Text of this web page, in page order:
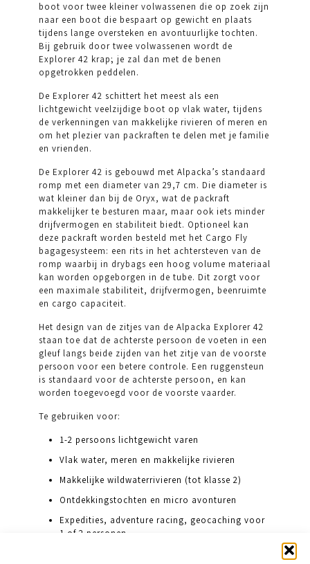
boot voor twee kleiner volwassenen die op zoek zijn
naar een boot die bespaart op gewicht en plaats
tijdens lange oversteken en avontuurlijke tochten.
Bij gebruik door twee volwassenen wordt de
Explorer 42 krap; je zal dan met de benen
opgetrokken peddelen.
De Explorer 42 schittert het meest als een
lichtgewicht veelzijdige boot op vlak water, tijdens
de verkenningen van makkelijke rivieren of meren en
om het plezier van packraften te delen met je familie
en vrienden.
De Explorer 42 is gebouwd met Alpacka’s standaard
romp met een diameter van 29,7 cm. Die diameter is
wat kleiner dan bij de Oryx, wat de packraft
makkelijker te besturen maar, maar ook iets minder
drijfvermogen en stabiliteit biedt. Optioneel kan
deze packraft worden besteld met het Cargo Fly
bagagesysteem: een rits in het achtersteven van de
romp waarbij in drybags een hoog volume materiaal
kan worden opgeborgen in de tube. Dit zorgt voor
een maximale stabiliteit, drijfvermogen, beenruimte
en cargo capaciteit.
Het design van de zitjes van de Alpacka Explorer 42
staan toe dat de achterste persoon de voeten in een
gleuf langs beide zijden van het zitje van de voorste
persoon voor een betere controle. Een ruggensteun
is standaard voor de achterste persoon, en kan
worden toegevoegd voor de voorste vaarder.
Te gebruiken voor:
1-2 persoons lichtgewicht varen
Vlak water, meren en makkelijke rivieren
Makkelijke wildwaterrivieren (tot klasse 2)
Ontdekkingstochten en micro avonturen
Expedities, adventure racing, geocaching voor
1 of 2 personen